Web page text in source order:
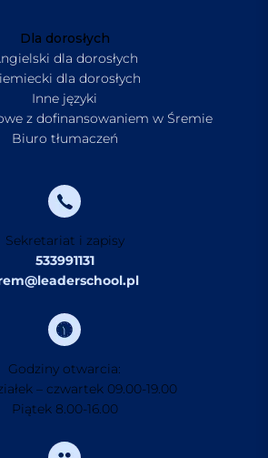
Dla dorosłych
dla dorosłych
dla dorosłych
Inne języki
z dofinansowaniem w Śremie
Biuro tłumaczeń
Sekretariat i zapisy
533991131
Godziny otwarcia:
– czwartek 09.00-19.00
Piątek 8.00-16.00